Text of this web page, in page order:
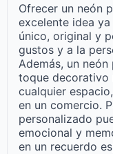
Ofrecer un neón
excelente idea
único, original y
gustos y a la
Además, un
toque decorativo
cualquier
en un comercio.
personalizado
emocional y
en un recuerdo